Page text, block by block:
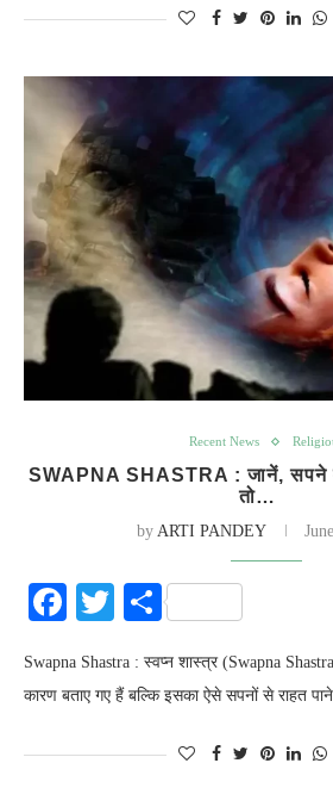
Recent News
SWAPNA SHASTRA : जानें, सपने
तो…
by ARTI PANDEY
Facebook
Twitter
Share
Swapna Shastra : स्वप्न शास्त्र (Swapna
कारण बताए गए हैं बल्कि इसका ऐसे सपनों से राहत